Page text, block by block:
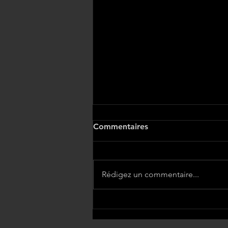
L'Homme Invisible
Commentaires
Rédigez un commentaire...